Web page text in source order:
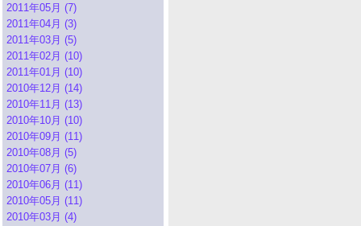
2011年05月 (7)
2011年04月 (3)
2011年03月 (5)
2011年02月 (10)
2011年01月 (10)
2010年12月 (14)
2010年11月 (13)
2010年10月 (10)
2010年09月 (11)
2010年08月 (5)
2010年07月 (6)
2010年06月 (11)
2010年05月 (11)
2010年03月 (4)